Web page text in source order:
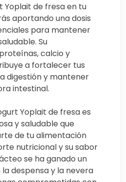
Yoplait de fresa en tu
aportando una dosis
para mantener
Su
calcio y
a fortalecer tus
digestión y mantener
intestinal.
Yoplait de fresa es
y saludable que
de tu alimentación
nutricional y su sabor
se ha ganado un
despensa y la nevera